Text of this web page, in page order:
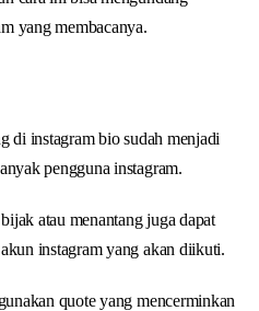
yang membacanya.
di instagram bio sudah menjadi
pengguna instagram.
atau menantang juga dapat
instagram yang akan diikuti.
quote yang mencerminkan